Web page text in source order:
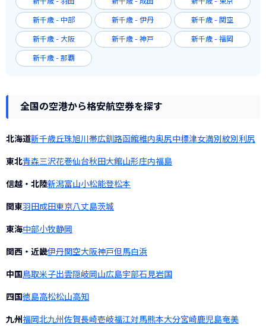
新千歳 - 中部 新千歳 - 伊丹 新千歳 - 関空
新千歳 - 大阪 新千歳 - 神戸 新千歳 - 福岡
新千歳 - 那覇
全国の空港から格安航空券を探す
北海道新千歳丘珠旭川 帯広釧路函館稚内奥尻中標津女満別 紋別 利尻
東北青森三沢花巻仙台秋田大館山形庄内福島
信越・北陸新潟富山小松能登松本
関東羽田成田東京八丈島茨城
東海中部小牧静岡
関西・近畿伊丹関空大阪神戸但馬白浜
中国鳥取米子出雲隠岐岡山広島宇部石見岩国
四国徳島高松松山高知
九州福岡北九州佐賀長崎壱岐福江対馬熊本大分宮崎鹿児島奄美